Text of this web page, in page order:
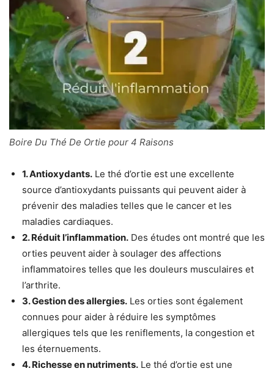
Boire Du Thé De Ortie pour 4 Raisons
1. Antioxydants. Le thé d’ortie est une excellente
source d’antioxydants puissants qui peuvent aider à
prévenir des maladies telles que le cancer et les
maladies cardiaques.
2. Réduit l’inflammation. Des études ont montré que les
orties peuvent aider à soulager des affections
inflammatoires telles que les douleurs musculaires et
l’arthrite.
3. Gestion des allergies. Les orties sont également
connues pour aider à réduire les symptômes
allergiques tels que les reniflements, la congestion et
les éternuements.
4. Richesse ennutriments. Le thé d’ortie est une